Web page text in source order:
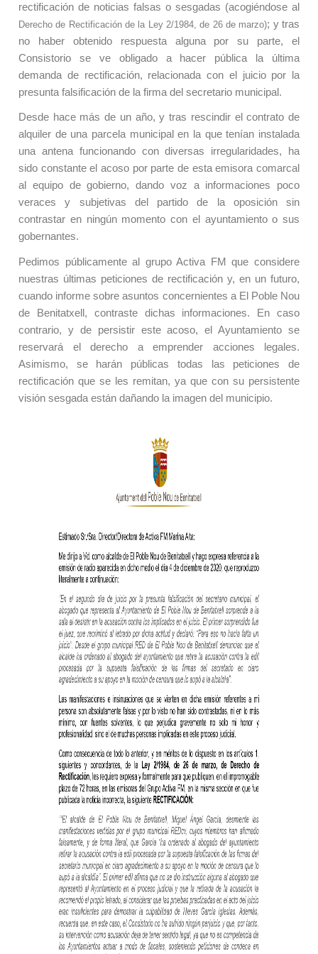
rectificación de noticias falsas o sesgadas (acogiéndose al
Derecho de Rectificación de la Ley 2/1984, de 26 de marzo); y tras
no haber obtenido respuesta alguna por su parte, el
Consistorio se ve obligado a hacer pública la última
demanda de rectificación, relacionada con el juicio por la
presunta falsificación de la firma del secretario municipal.
Desde hace más de un año, y tras rescindir el contrato de
alquiler de una parcela municipal en la que tenían instalada
una antena funcionando con diversas irregularidades, ha
sido constante el acoso por parte de esta emisora comarcal
al equipo de gobierno, dando voz a informaciones poco
veraces y subjetivas del partido de la oposición sin
contrastar en ningún momento con el ayuntamiento o sus
gobernantes.
Pedimos públicamente al grupo Activa FM que considere
nuestras últimas peticiones de rectificación y, en un futuro,
cuando informe sobre asuntos concernientes a El Poble Nou
de Benitatxell, contraste dichas informaciones. En caso
contrario, y de persistir este acoso, el Ayuntamiento se
reservará el derecho a emprender acciones legales.
Asimismo, se harán públicas todas las peticiones de
rectificación que se les remitan, ya que con su persistente
visión sesgada están dañando la imagen del municipio.